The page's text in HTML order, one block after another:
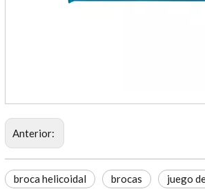
Anterior:
broca helicoidal brocas juego